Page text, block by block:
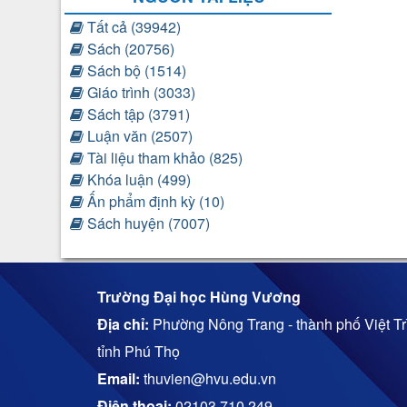
Tất cả (39942)
Sách (20756)
Sách bộ (1514)
Giáo trình (3033)
Sách tập (3791)
Luận văn (2507)
Tài liệu tham khảo (825)
Khóa luận (499)
Ấn phẩm định kỳ (10)
Sách huyện (7007)
Trường Đại học Hùng Vương
Địa chỉ: Phường Nông Trang - thành phố Việt
tỉnh Phú Thọ
Email: thuvien@hvu.edu.vn